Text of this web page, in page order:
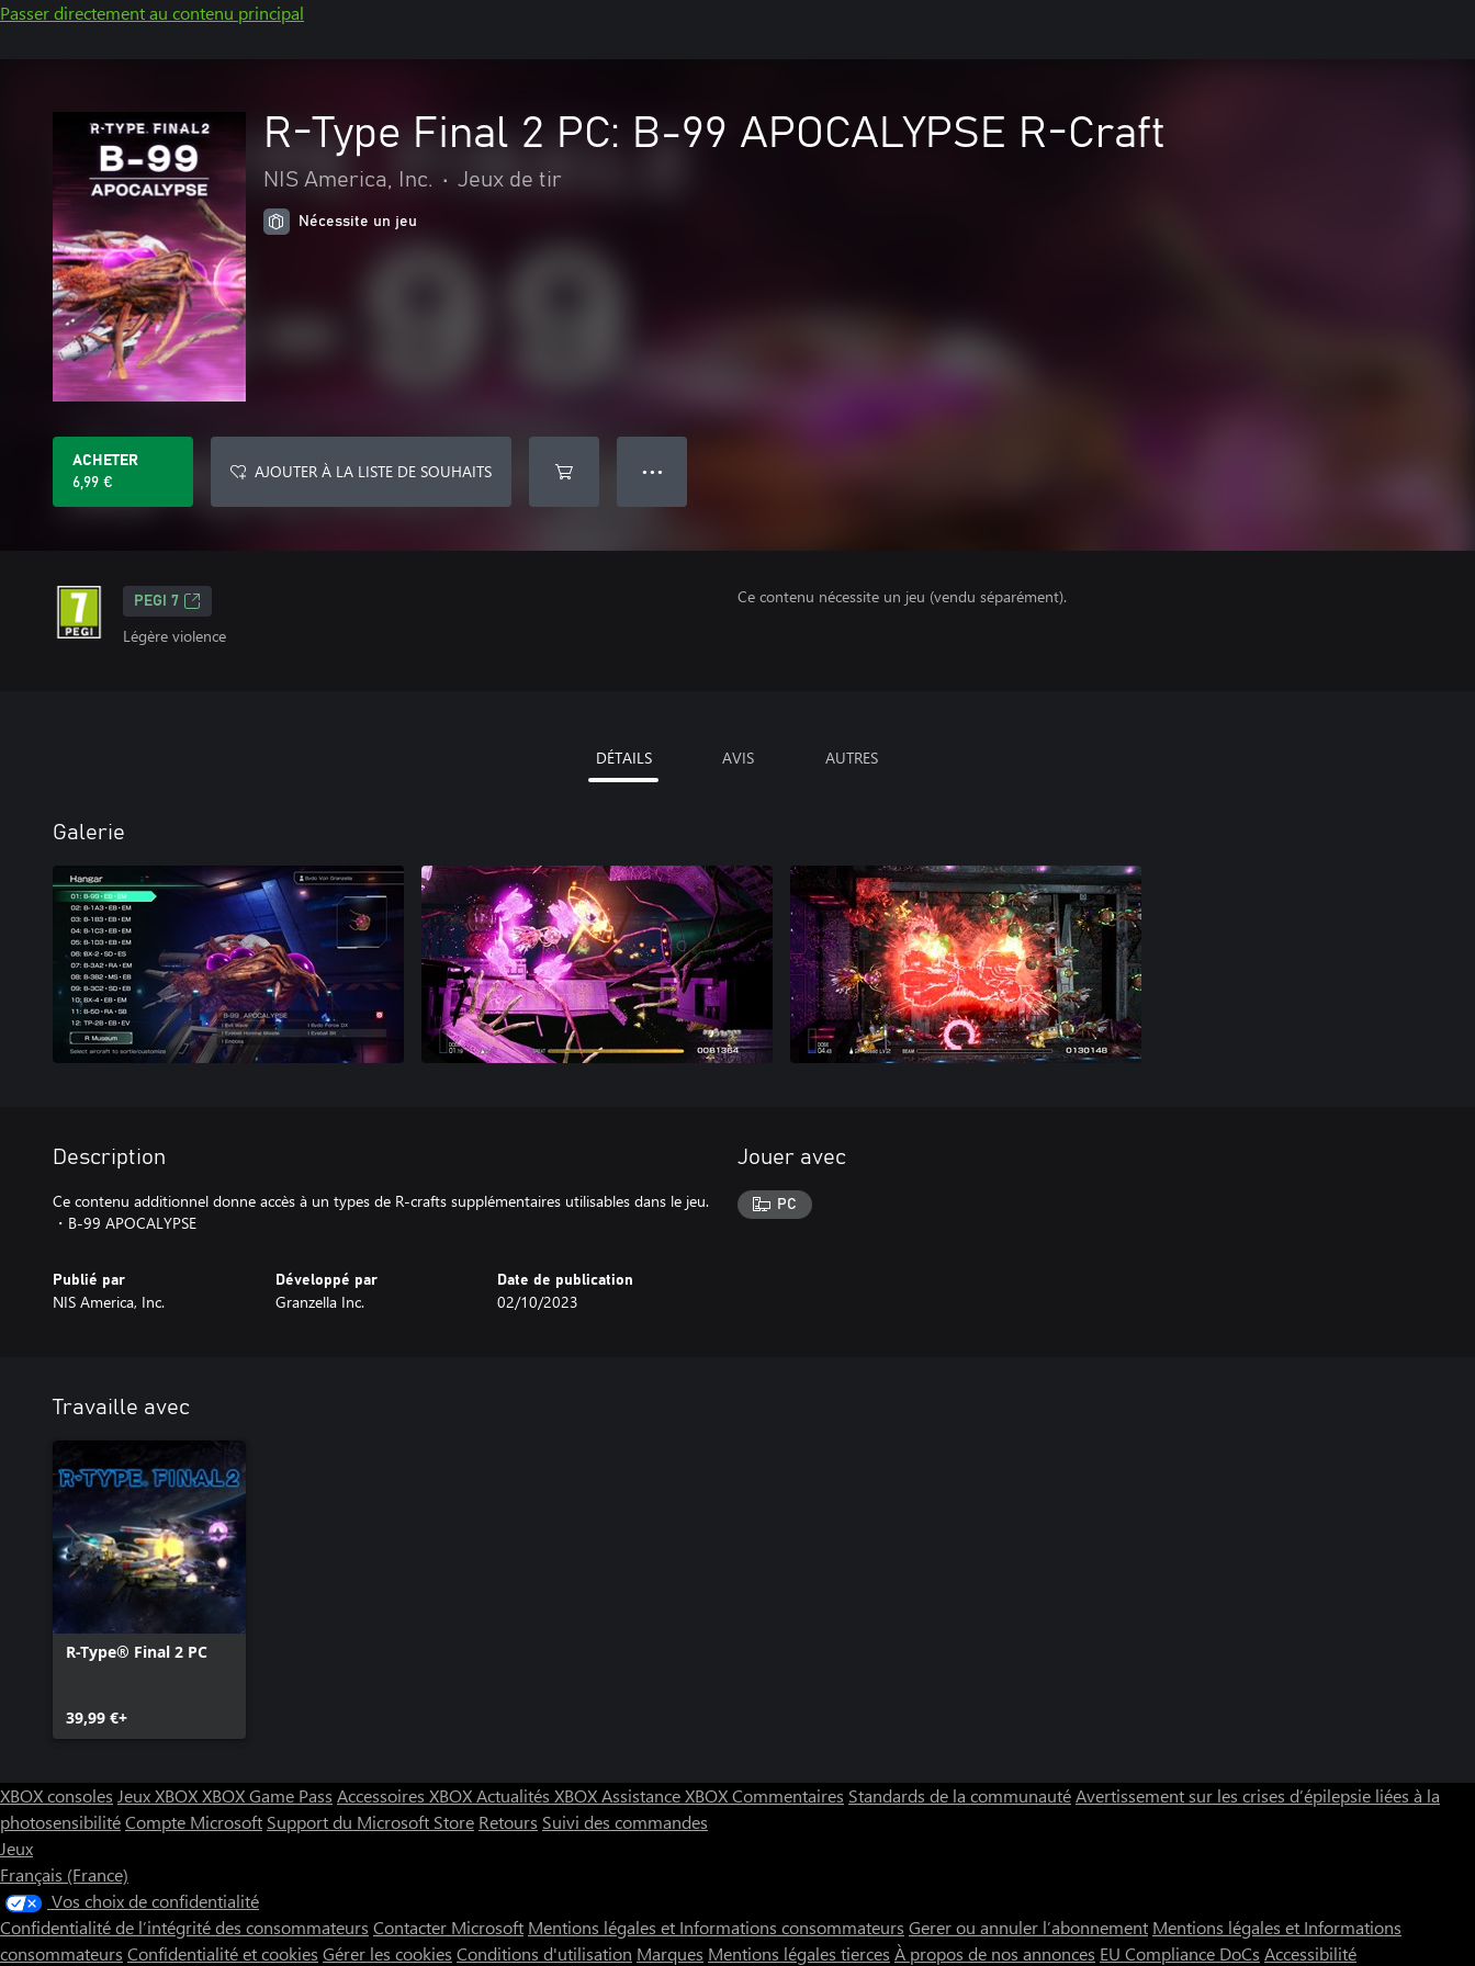
Passer directement au contenu principal
R-Type Final 2 PC: B-99 APOCALYPSE R-Craft
NIS America, Inc. • Jeux de tir
Nécessite un jeu
ACHETER
6,99 €
AJOUTER À LA LISTE DE SOUHAITS ● ● ●
PEGI 7
Légère violence
Ce contenu nécessite un jeu (vendu séparément).
DÉTAILS AVIS AUTRES
Galerie
Description
Ce contenu additionnel donne accès à un types de R-crafts supplémentaires utilisables dans le jeu.
・B-99 APOCALYPSE
Publié par
NIS America, Inc.
Développé par
Granzella Inc.
Date de publication
02/10/2023
Jouer avec
PC
Travaille avec
R-Type® Final 2 PC
39,99 €+
XBOX consoles Jeux XBOXXBOX Game Pass Accessoires XBOXActualités XBOXAssistance XBOXCommentaires Standards de la communautéAvertissement sur les crises d’épilepsie liées à la
photosensibilitéCompte Microsoft Support du Microsoft Store Retours Suivi des commandes
Jeux
Français (France)
Vos choix de confidentialité
Confidentialité de l’intégrité des consommateurs Contacter Microsoft Mentions légales et Informations consommateurs Gerer ou annuler l’abonnement Mentions légales et Informations
consommateurs Confidentialité et cookies Gérer les cookies Conditions d'utilisation Marques Mentions légales tierces À propos de nos annonces EU Compliance DoCs Accessibilité